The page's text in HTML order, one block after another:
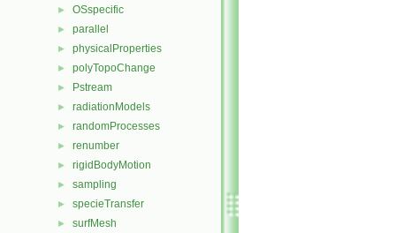
► OSspecific
► parallel
► physicalProperties
► polyTopoChange
► Pstream
► radiationModels
► randomProcesses
► renumber
► rigidBodyMotion
► sampling
► specieTransfer
► surfMesh